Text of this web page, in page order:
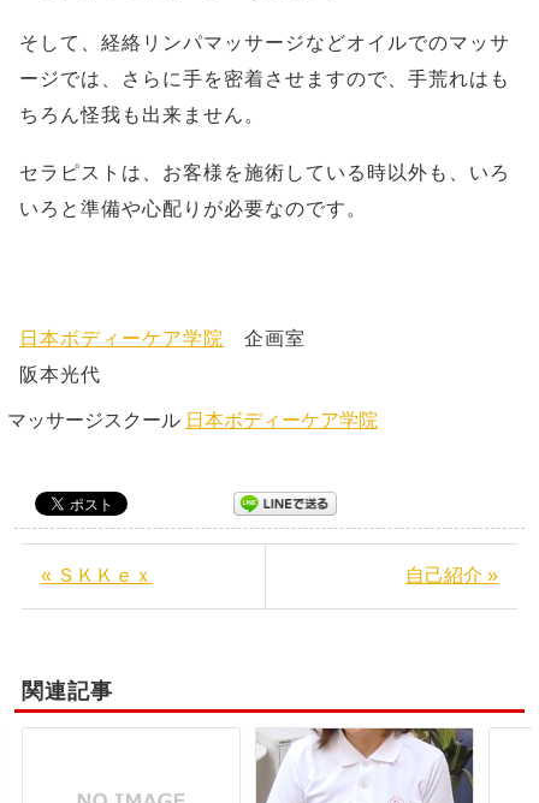
そして、経絡リンパマッサージなどオイルでのマッサ
ージでは、さらに手を密着させますので、手荒れはも
ちろん怪我も出来ません。
セラピストは、お客様を施術している時以外も、いろ
いろと準備や心配りが必要なのです。
日本ボディーケア学院
企画室
阪本光代
マッサージスクール 日本ボディーケア学院
« ＳＫＫｅｘ 自己紹介 »
関連記事